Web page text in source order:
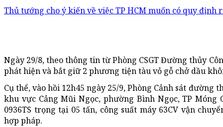
Thủ tướng cho ý kiến về việc TP HCM muốn có quy định
Ngày 29/8, theo thông tin từ Phòng CSGT Đường thủy
phát hiện và bắt giữ 2 phương tiện tàu vỏ gỗ chở dầu
Cụ thể, vào hồi 12h45 ngày 25/9, Phòng Cảnh sát
khu vực Cảng Mũi Ngọc, phường Bình Ngọc, TP Móng
0936TS trọng tại 05 tấn, công suất máy 63CV vận
hợp pháp.